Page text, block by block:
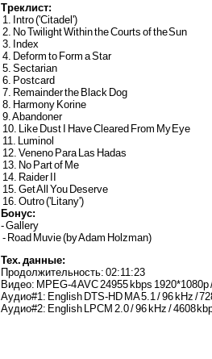
Треклист:
1. Intro ('Citadel')
2. No Twilight Within the Courts of the Sun
3. Index
4. Deform to Form a Star
5. Sectarian
6. Postcard
7. Remainder the Black Dog
8. Harmony Korine
9. Abandoner
10. Like Dust I Have Cleared From My Eye
11. Luminol
12. Veneno Para Las Hadas
13. No Part of Me
14. Raider II
15. Get All You Deserve
16. Outro ('Litany')
Бонус:
- Gallery
- Road Muvie (by Adam Holzman)
Тех. данные:
Продолжительность: 02:11:23
Видео: MPEG-4 AVC 24955 kbps 1920*1080p
Аудио#1: English DTS-HD MA 5.1 / 96 kHz /
Аудио#2: English LPCM 2.0 / 96 kHz / 4608